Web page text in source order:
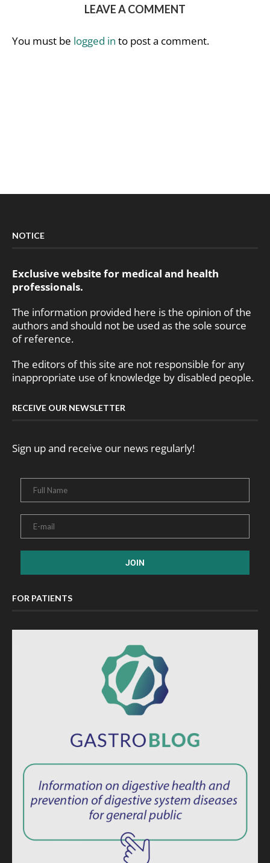
LEAVE A COMMENT
You must be logged in to post a comment.
NOTICE
Exclusive website for medical and health
professionals.
The information provided here is the opinion of the
authors and should not be used as the sole source
of reference.
The editors of this site are not responsible for any
inappropriate use of knowledge by disabled people.
RECEIVE OUR NEWSLETTER
Sign up and receive our news regularly!
FOR PATIENTS